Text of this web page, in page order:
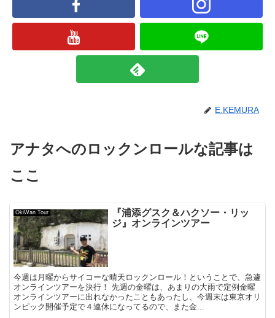
E.KEMURA
アナタへのロックンロールな記事は
ここ
OkiWan Tour
『浦添グスク＆ハクソー・リッ
ジ』オンラインツアー
今週は月曜からサイコーな晴天ロックンロール！ということで、急遽
オンラインツアーを決行！ 先週の金曜は、あまりの大雨で定例金曜
オンラインツアーに出れなかったこともあったし、今週末は東京オリ
ンピック開催予定で４連休になってるので、また金...